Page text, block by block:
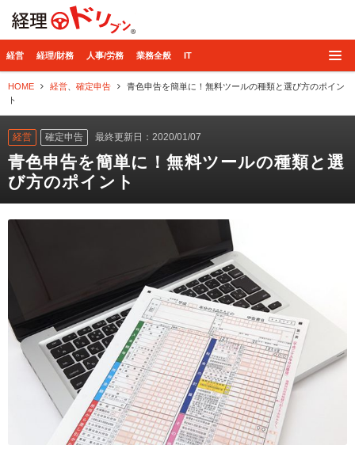
経営 経理/財務 人事/労務 業務全般 IT
HOME 経営 確定申告
青色申告を簡単に！無料ツールの種類と選び方のポイン
ト
経営 確定申告 最終更新日：2020/01/07
青色申告を簡単に！無料ツールの種類と選
び方のポイント